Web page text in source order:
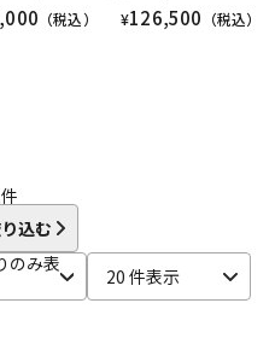
楽器アクセサリ
（税込） ¥126,500 （税込）
件
込む
のみ表
20 件表示